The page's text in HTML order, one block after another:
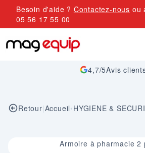
Allez au contenu
Besoin d'aide ? Contactez-nous ou
05 56 17 55 00
4,7/5Avis
Retour|Accueil•HYGIENE &
Image 1 sur 3Armoire à pharmacie 2